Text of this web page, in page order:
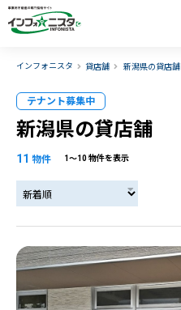
インフォニスタ 貸店舗 新潟県の貸店舗
テナント募集中
新潟県の貸店舗
11 物件 1〜10 物件を表示